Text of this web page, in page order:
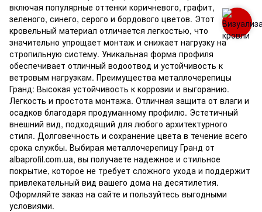
включая популярные оттенки коричневого, графит,
зеленого, синего, серого и бордового цветов. Этот
кровельный материал отличается легкостью, что
значительно упрощает монтаж и снижает нагрузку на
стропильную систему. Уникальная форма профиля
обеспечивает отличный водоотвод и устойчивость к
ветровым нагрузкам. Преимущества металлочерепицы
Гранд: Высокая устойчивость к коррозии и выгоранию.
Легкость и простота монтажа. Отличная защита от влаги и
осадков благодаря продуманному профилю. Эстетичный
внешний вид, подходящий для любого архитектурного
стиля. Долговечность и сохранение цвета в течение всего
срока службы. Выбирая металлочерепицу Гранд от
albaprofil.com.ua, вы получаете надежное и стильное
покрытие, которое не требует сложного ухода и поддержит
привлекательный вид вашего дома на десятилетия.
Оформляйте заказ на сайте и пользуйтесь выгодными
условиями.